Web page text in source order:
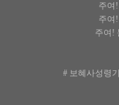
주여
주여
주여!
# 보혜사성령